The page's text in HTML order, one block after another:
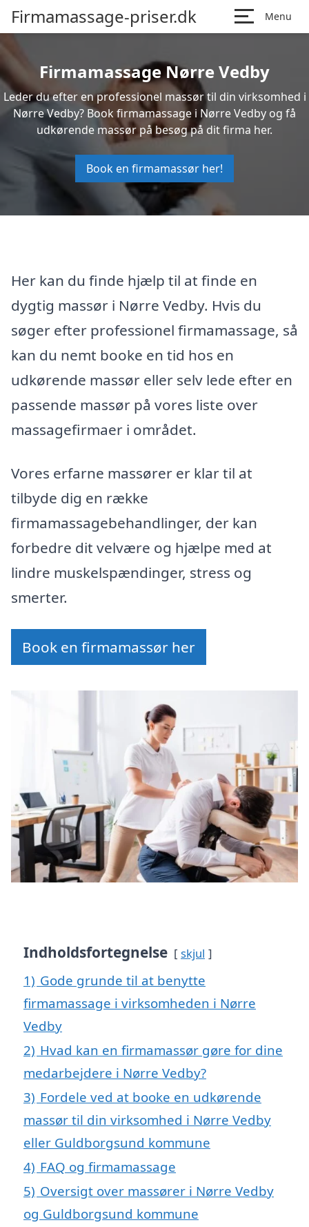
Firmamassage-priser.dk Menu
Firmamassage Nørre Vedby
Leder du efter en professionel massør til din virksomhed i
Nørre Vedby? Book firmamassage i Nørre Vedby og få
udkørende massør på besøg på dit firma her.
Book en firmamassør her!
Her kan du finde hjælp til at finde en
dygtig massør i Nørre Vedby. Hvis du
søger efter professionel firmamassage, så
kan du nemt booke en tid hos en
udkørende massør eller selv lede efter en
passende massør på vores liste over
massagefirmaer i området.
Vores erfarne massører er klar til at
tilbyde dig en række
firmamassagebehandlinger, der kan
forbedre dit velvære og hjælpe med at
lindre muskelspændinger, stress og
smerter.
Book en firmamassør her
Indholdsfortegnelse skjul
1) Gode grunde til at benytte
firmamassage i virksomheden i Nørre
Vedby
2) Hvad kan en firmamassør gøre for dine
medarbejdere i Nørre Vedby?
3) Fordele ved at booke en udkørende
massør til din virksomhed i Nørre Vedby
eller Guldborgsund kommune
4) FAQ og firmamassage
5) Oversigt over massører i Nørre Vedby
og Guldborgsund kommune